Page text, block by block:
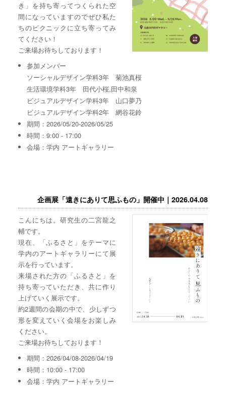
き」を持ち寄ってつくられた空
間になっていますのでぜひ私た
ちのピクニックに立ち寄ってみ
てください！
ご来場お待ちしております！
参加メンバー
ソーシャルデザイン学科3年 菊池真桜
生活環境学科3年 田代小桜,田中和泉
ビジュアルデザイン学科3年 山口夢乃
ビジュアルデザイン学科2年 網谷花鈴
期間：2026/05/20-2026/05/25
時間：9:00 - 17:00
会場：学内 アートギャラリー
企画展「遠きにありて思ふもの」開催中｜2026.04.08
こんにちは。研究生の二宮龍之
輔です。
現在、「ふるさと」をテーマに
学内のアートギャラリーにて展
示を行っています。
来場された方の「ふるさと」を
持ち寄っていただき、共に作り
上げていく展示です。
約2週間の会期の中で、少しずつ
形を変えていく会場をお楽しみ
ください。
ご来場お待ちしております！
期間：2026/04/08-2026/04/19
時間：10:00 - 17:00
会場：学内 アートギャラリー